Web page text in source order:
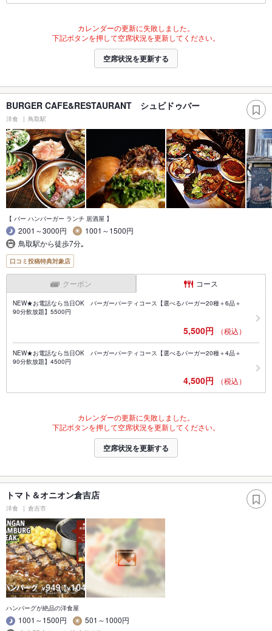
カレンダーの更新に失敗しました。
下記ボタンを押して空席状況を更新してください。
空席状況を更新する
BURGER CAFE&RESTAURANT シュビドゥバー
洋食 鳥取駅
【 バー ハンバーガー ランチ 居酒屋 】
2001～3000円
1001～1500円
鳥取駅から徒歩7分｡
口コミ投稿特典対象店
クーポン コース
NEW★お電話なら当日OK バーガーパーティコース【選べるバーガー20種＋6品＋
90分飲放題】5500円
5,500円 （税込）
NEW★お電話なら当日OK バーガーパーティコース【選べるバーガー20種＋4品＋
90分飲放題】4500円
4,500円 （税込）
カレンダーの更新に失敗しました。
下記ボタンを押して空席状況を更新してください。
空席状況を更新する
トマト＆オニオン倉吉店
洋食 倉吉市
ハンバーグが絶品の洋食屋
1001～1500円
501～1000円